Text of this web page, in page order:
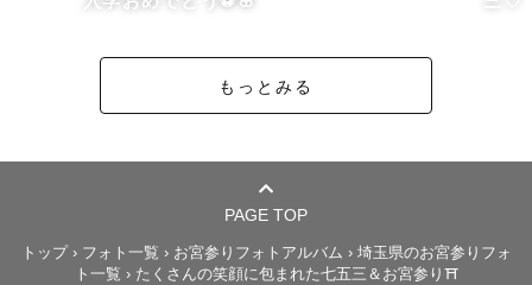
・ゲストさまご家族の空気感をそのまま残す撮影
などお子さまの様子などで撮影にご希望ありましたらぜひ
お気軽にお伝えくださいね☺️
もっとみる
PAGE TOP
トップ› フォト一覧 › お宮参りフォトアルバム › 埼玉県のお宮参りフォ
ト一覧 › たくさんの笑顔に包まれた七五三＆お宮参り⛩️